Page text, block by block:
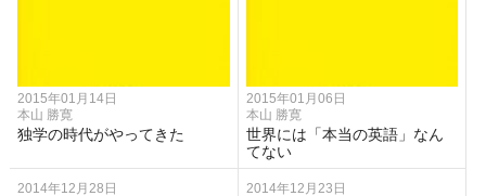
2015年01月14日
本山 勝寛
独学の時代がやってきた
2015年01月06日
本山 勝寛
世界には「本当の英語」なん
てない
2014年12月28日
2014年12月23日